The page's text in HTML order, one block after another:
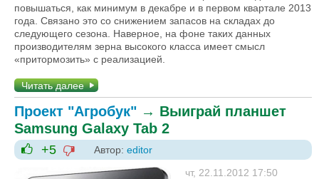
повышаться, как минимум в декабре и в первом квартале 2013
года. Связано это со снижением запасов на складах до
следующего сезона. Наверное, на фоне таких данных
производителям зерна высокого класса имеет смысл
«притормозить» с реализацией.
Читать далее
Проект "Агробук" → Выиграй планшет
Samsung Galaxy Tab 2
+1
+5
-1
Автор: editor
чт, 22.11.2012 17:50